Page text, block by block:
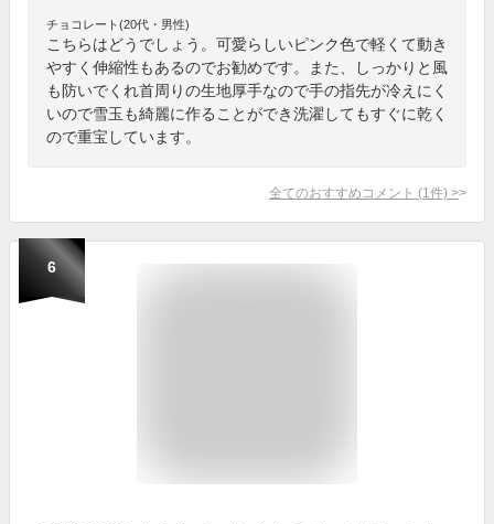
チョコレート(20代・男性)
こちらはどうでしょう。可愛らしいピンク色で軽くて動き
やすく伸縮性もあるのでお勧めです。また、しっかりと風
も防いでくれ首周りの生地厚手なので手の指先が冷えにく
いので雪玉も綺麗に作ることができ洗濯してもすぐに乾く
ので重宝しています。
全てのおすすめコメント (1 件) >
6